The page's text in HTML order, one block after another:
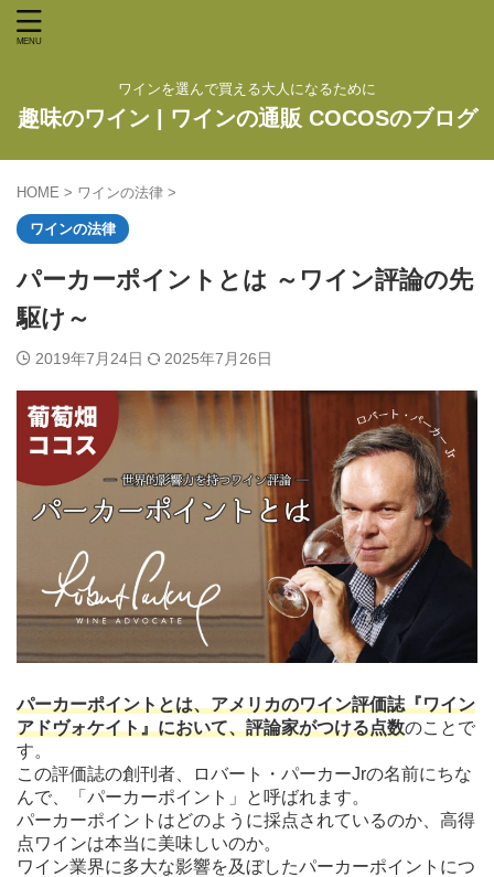
ワインを選んで買える大人になるために
趣味のワイン | ワインの通販 COCOSのブログ
HOME > ワインの法律 >
ワインの法律
パーカーポイントとは ～ワイン評論の先
駆け～
2019年7月24日 2025年7月26日
パーカーポイントとは、アメリカのワイン評価誌『ワイン
アドヴォケイト』において、評論家がつける点数のことで
す。
この評価誌の創刊者、ロバート・パーカーJrの名前にちな
んで、「パーカーポイント」と呼ばれます。
パーカーポイントはどのように採点されているのか、高得
点ワインは本当に美味しいのか。
ワイン業界に多大な影響を及ぼしたパーカーポイントにつ